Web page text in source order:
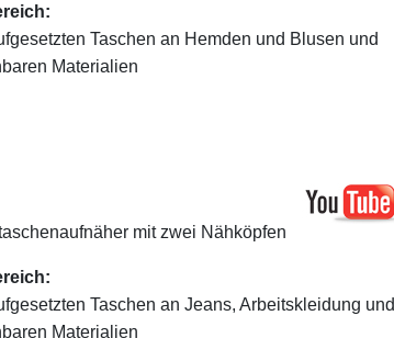
Taschen an Hemden und Blusen und
Materialien
mit zwei Nähköpfen
Taschen an Jeans, Arbeitskleidung und
Materialien